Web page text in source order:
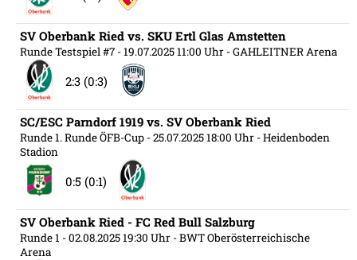
SV Oberbank Ried vs. SKU Ertl Glas Amstetten
Runde Testspiel #7 - 19.07.2025 11:00 Uhr - GAHLEITNER Arena
2:3 (0:3)
SC/ESC Parndorf 1919 vs. SV Oberbank Ried
Runde 1. Runde ÖFB-Cup - 25.07.2025 18:00 Uhr - Heidenboden
Stadion
0:5 (0:1)
SV Oberbank Ried - FC Red Bull Salzburg
Runde 1 - 02.08.2025 19:30 Uhr - BWT Oberösterreichische
Arena